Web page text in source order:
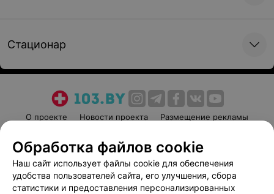
Стационар
О проекте Новости проекта
Размещение рекламы
Пользовательское соглашение
Способы оплаты
Вакансии
Партнеры
Написать руководителю 103.by
Обработка файлов cookie
Наш сайт использует файлы cookie для обеспечения
удобства пользователей сайта, его улучшения, сбора
статистики и предоставления персонализированных